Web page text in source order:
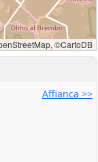
Affianca >>